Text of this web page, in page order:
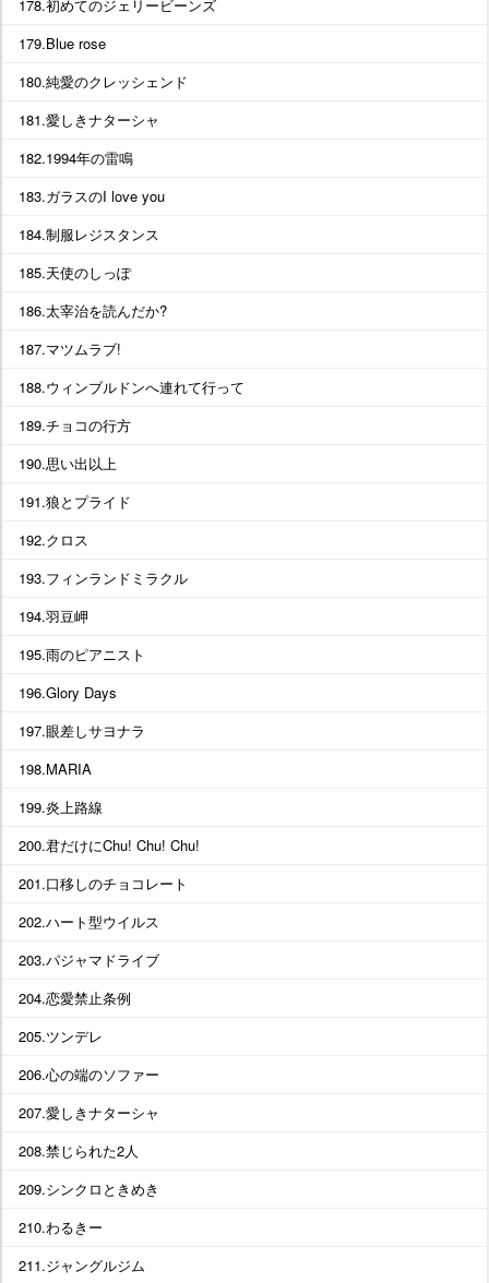
178.初めてのジェリービーンズ
179.Blue rose
180.純愛のクレッシェンド
181.愛しきナターシャ
182.1994年の雷鳴
183.ガラスのI love you
184.制服レジスタンス
185.天使のしっぽ
186.太宰治を読んだか?
187.マツムラブ!
188.ウィンブルドンへ連れて行って
189.チョコの行方
190.思い出以上
191.狼とプライド
192.クロス
193.フィンランドミラクル
194.羽豆岬
195.雨のピアニスト
196.Glory Days
197.眼差しサヨナラ
198.MARIA
199.炎上路線
200.君だけにChu! Chu! Chu!
201.口移しのチョコレート
202.ハート型ウイルス
203.パジャマドライブ
204.恋愛禁止条例
205.ツンデレ
206.心の端のソファー
207.愛しきナターシャ
208.禁じられた2人
209.シンクロときめき
210.わるきー
211.ジャングルジム